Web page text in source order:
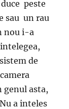
peste
sau un rau
nou i-a
de
asta,
a inteles